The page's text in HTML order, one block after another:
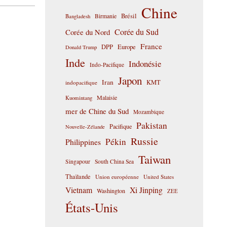
Bangladesh Birmanie Brésil Chine
Corée du Nord Corée du Sud
Donald Trump DPP Europe France
Inde Indo-Pacifique Indonésie
indopacifique Iran Japon KMT
Kuomintang Malaisie
mer de Chine du Sud Mozambique
Nouvelle-Zélande Pacifique Pakistan
Philippines Pékin Russie
Singapour South China Sea Taiwan
Thaïlande Union européenne United States
Vietnam Washington Xi Jinping ZEE
États-Unis